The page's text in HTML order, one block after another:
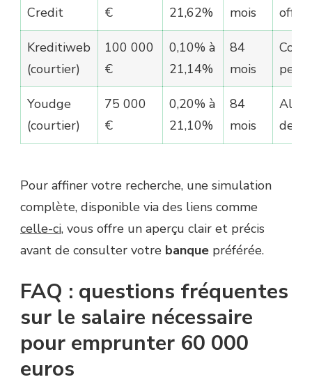
Credit
€
21,62%
mois
offre
Kreditiweb
(courtier)
100 000
€
0,10% à
21,14%
84
mois
Youdge
(courtier)
75 000
€
0,20% à
21,10%
84
mois
de
Pour affiner votre recherche, une simulation
complète, disponible via des liens comme
celle-ci, vous offre un aperçu clair et précis
avant de consulter votre banque préférée.
FAQ : questions fréquentes
sur le salaire nécessaire
pour emprunter 60 000
euros